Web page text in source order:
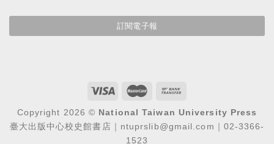
Copyright 2026 © National Taiwan University Press
臺大出版中心校史館書店｜ntuprslib@gmail.com｜02-3366-
1523